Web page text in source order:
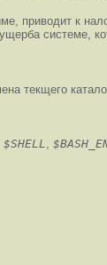
приводит к
системе,
текщего
$SHELL,